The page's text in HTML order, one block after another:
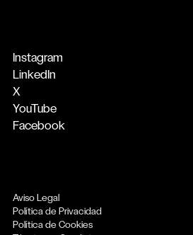
Instagram
LinkedIn
X
YouTube
Facebook
Aviso Legal
Política de Privacidad
Política de Cookies